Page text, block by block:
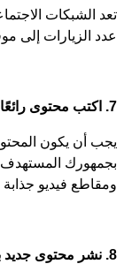
تعد الشبكات
عدد الزيارات إلى
7. اكتب محتوى رائعًا:
يجب أن يكون
بجمهورك
ومقاطع فيديو
8. نشر محتوى جديد بانتظام: